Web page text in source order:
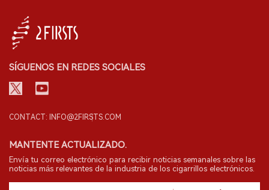
SÍGUENOS EN REDES SOCIALES
CONTACT: INFO@2FIRSTS.COM
MANTENTE ACTUALIZADO.
Envía tu correo electrónico para recibir noticias semanales sobre las
noticias más relevantes de la industria de los cigarrillos electrónicos.